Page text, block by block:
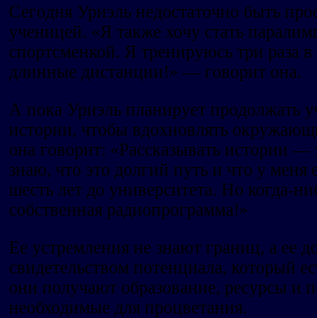
Сегодня Уриэль недостаточно быть
ученицей. «Я также хочу стать
спортсменкой. Я тренируюсь три раза
длинные дистанции!» — говорит она.
А пока Уриэль планирует продолжать
истории, чтобы вдохновлять
она говорит: «Рассказывать истории —
знаю, что это долгий путь и что у
шесть лет до университета. Но когда-
собственная радиопрограмма!»
Ее устремления не знают границ, а ее
свидетельством потенциала, который
они получают образование, ресурсы и
необходимые для процветания.